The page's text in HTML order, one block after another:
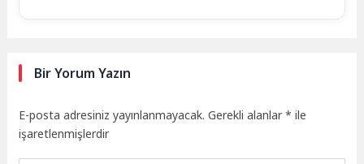
Bir Yorum Yazın
E-posta adresiniz yayınlanmayacak. Gerekli alanlar* ile
işaretlenmişlerdir